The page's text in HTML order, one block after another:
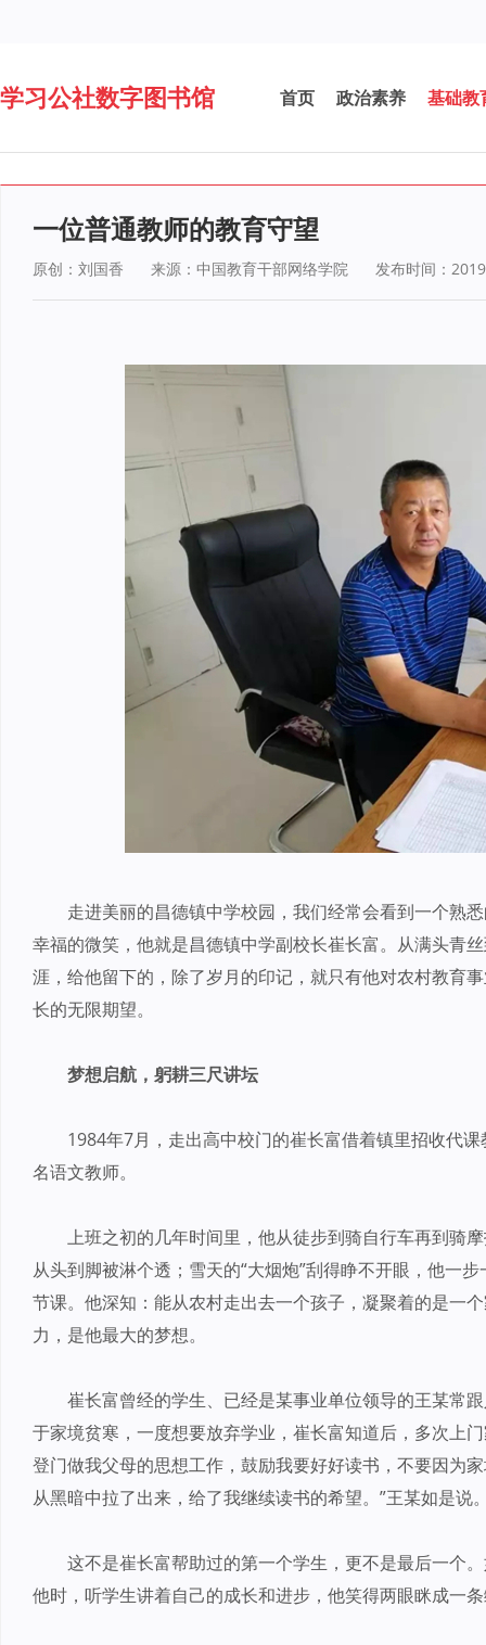
学习公社数字图书馆 首页 政治素养 基础教
一位普通教师的教育守望
原创： 刘国香 来源：中国教育干部网络学院 发布时间：
走进美丽的昌德镇中学校园，我们经常会看到一个熟
幸福的微笑，他就是昌德镇中学副校长崔长富。从满头青
涯，给他留下的，除了岁月的印记，就只有他对农村教育
长的无限期望。
梦想启航，躬耕三尺讲坛
1984年7月，走出高中校门的崔长富借着镇里招收代
名语文教师。
上班之初的几年时间里，他从徒步到骑自行车再到骑
从头到脚被淋个透；雪天的“大烟炮”刮得睁不开眼，他一
节课。他深知：能从农村走出去一个孩子，凝聚着的是一
力，是他最大的梦想。
崔长富曾经的学生、已经是某事业单位领导的王某常
于家境贫寒，一度想要放弃学业，崔长富知道后，多次上
登门做我父母的思想工作，鼓励我要好好读书，不要因为
从黑暗中拉了出来，给了我继续读书的希望。”王某如是说
这不是崔长富帮助过的第一个学生，更不是最后一个
他时，听学生讲着自己的成长和进步，他笑得两眼眯成一